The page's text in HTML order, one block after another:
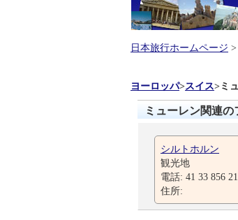
日本旅行ホームページ >
ヨーロッパ>スイス>ミ
ミューレン関連
シルトホルン
観光地
電話: 41 33 856
住所: